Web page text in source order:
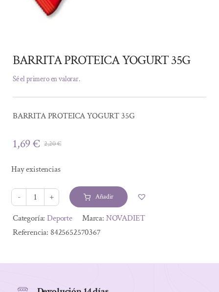
BARRITA PROTEICA YOGURT 35G
Sé el primero en valorar.
BARRITA PROTEICA YOGURT 35G
2,20€El
era:
2,20 €.
1,69€
El
es:
1,69 €.
Hay existencias
BARRITA
PROTEICA
YOGURT
Añadir
Alternative:
Categoría:Deporte Marca: NOVADIET
Referencia: 8425652570367